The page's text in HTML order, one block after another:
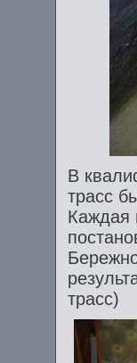
В
трасс
Каждая
трасс)